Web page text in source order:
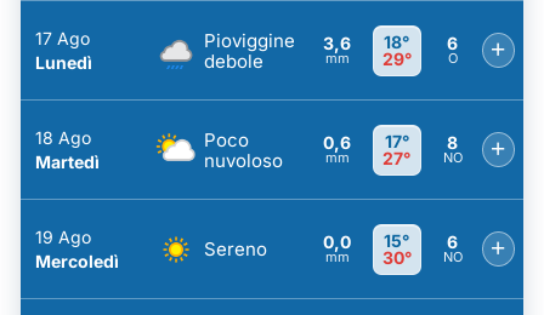
17 Ago
Lunedì
Pioviggine
debole
3,6
mm
18°
29°
6
O +
18 Ago
Martedì
Poco
nuvoloso
0,6
mm
17°
27°
8
NO +
19 Ago
Mercoledì
Sereno 0,0
mm
15°
30°
6
NO +